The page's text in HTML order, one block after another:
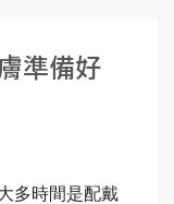
準備好
多時間是配戴